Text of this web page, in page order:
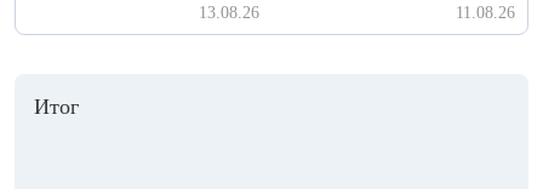
13.08.26 11.08.26
Итог